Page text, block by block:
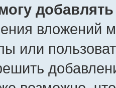
вложений
или